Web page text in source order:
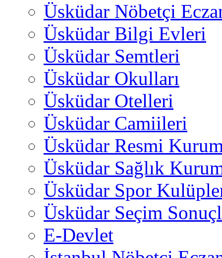
Üsküdar Nöbetçi
Üsküdar Bilgi Evleri
Üsküdar Semtleri
Üsküdar Okulları
Üsküdar Otelleri
Üsküdar Camiileri
Üsküdar Resmi
Üsküdar Sağlık
Üsküdar Spor
Üsküdar Seçim
E-Devlet